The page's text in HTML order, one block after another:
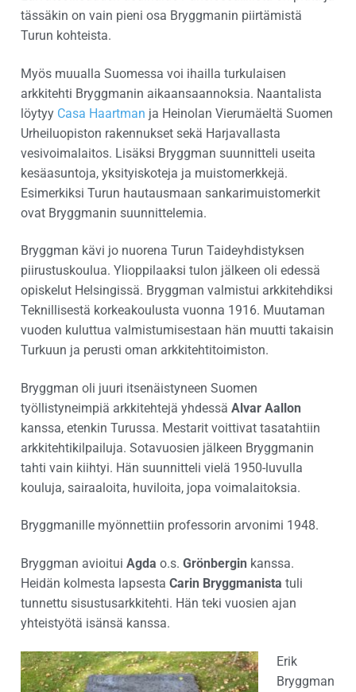
tässäkin on vain pieni osa Bryggmanin piirtämistä
Turun kohteista.
Myös muualla Suomessa voi ihailla turkulaisen
arkkitehti Bryggmanin aikaansaannoksia. Naantalista
löytyy Casa Haartman ja Heinolan Vierumäeltä Suomen
Urheiluopiston rakennukset sekä Harjavallasta
vesivoimalaitos. Lisäksi Bryggman suunnitteli useita
kesäasuntoja, yksityiskoteja ja muistomerkkejä.
Esimerkiksi Turun hautausmaan sankarimuistomerkit
ovat Bryggmanin suunnittelemia.
Bryggman kävi jo nuorena Turun Taideyhdistyksen
piirustuskoulua. Ylioppilaaksi tulon jälkeen oli edessä
opiskelut Helsingissä. Bryggman valmistui arkkitehdiksi
Teknillisestä korkeakoulusta vuonna 1916. Muutaman
vuoden kuluttua valmistumisestaan hän muutti takaisin
Turkuun ja perusti oman arkkitehtitoimiston.
Bryggman oli juuri itsenäistyneen Suomen
työllistyneimpiä arkkitehtejä yhdessä Alvar Aallon
kanssa, etenkin Turussa. Mestarit voittivat tasatahtiin
arkkitehtikilpailuja. Sotavuosien jälkeen Bryggmanin
tahti vain kiihtyi. Hän suunnitteli vielä 1950-luvulla
kouluja, sairaaloita, huviloita, jopa voimalaitoksia.
Bryggmanille myönnettiin professorin arvonimi 1948.
Bryggman avioitui Agda o.s. Grönbergin kanssa.
Heidän kolmesta lapsesta Carin Bryggmanista tuli
tunnettu sisustusarkkitehti. Hän teki vuosien ajan
yhteistyötä isänsä kanssa.
Erik
Bryggman